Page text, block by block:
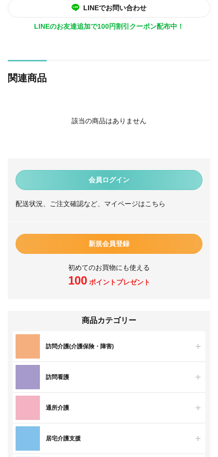
会員ログイン
配送状況、ご注文確認など、マイページはこちら
新規会員登録
初めてのお買物にも使える
100ポイントプレゼント
商品カテゴリー
訪問介護(介護保険・障害)
訪問看護
通所介護
居宅介護支援
LINEでお問い合わせ
LINEのお友達追加で100円割引クーポン配布中！
関連商品
該当の商品はありません